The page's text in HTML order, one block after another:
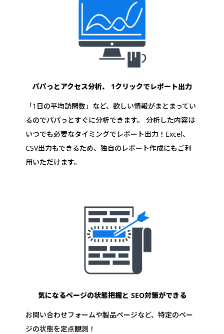
パパっとアクセス分析、 1クリックでレポート出力
「1日の平均訪問数」など、欲しい情報がまとまってい
るのでパパっとすぐに分析できます。 分析した内容は
いつでも必要なタイミングでレポート出力！Excel、
CSV出力もできるため、独自のレポート作成にもご利
用いただけます。
気になるページの状態把握と SEO対策ができる
お問い合わせフォームや製品ページなど、特定のペー
ジの状態を定点観測！